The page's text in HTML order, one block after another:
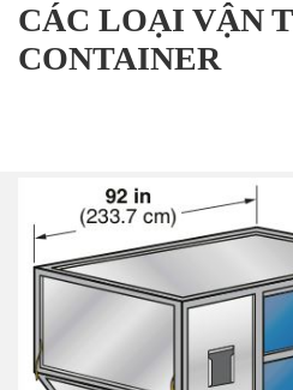
CÁC LOẠI VẬN
CONTAINER